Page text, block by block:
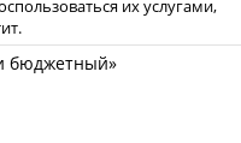
их услугами,